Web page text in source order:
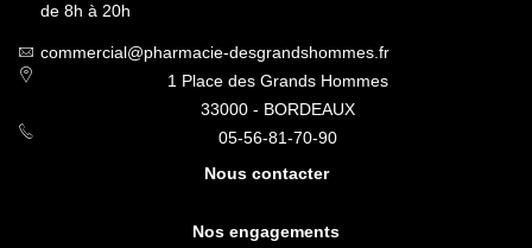
de 8h à 20h
commercial@pharmacie-desgrandshommes.fr
1 Place des Grands Hommes
33000 - BORDEAUX
05-56-81-70-90
Nous contacter
Nos engagements